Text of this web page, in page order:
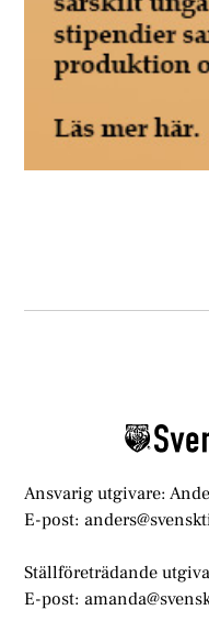
Ansvarig utgivare:
E-post:
Ställföreträdande
E-post: